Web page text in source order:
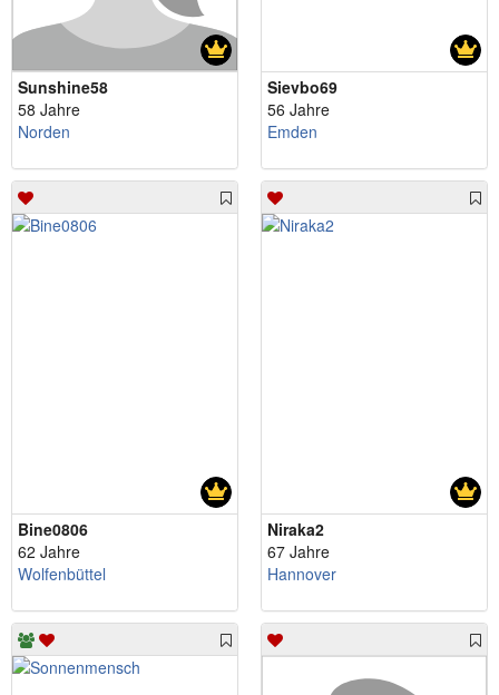
Sunshine58
58 Jahre
Norden
Sievbo69
56 Jahre
Emden
Bine0806
62 Jahre
Wolfenbüttel
Niraka2
67 Jahre
Hannover